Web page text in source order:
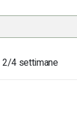
2/4 settimane